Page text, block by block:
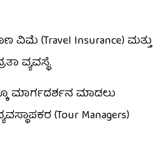
ವಿಮೆ (Travel Insurance) ಮತ್ತು
ವ್ಯವಸ್ಥೆ.
ಮಾರ್ಗದರ್ಶನ ಮಾಡಲು
(Tour Managers)